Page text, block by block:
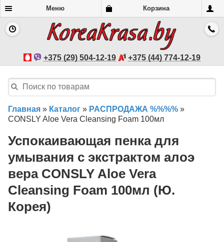
Меню Корзина
+375 (29) 504-12-19 +375 (44) 774-12-19
Главная » Каталог » РАСПРОДАЖА %%%% »
CONSLY Aloe Vera Cleansing Foam 100мл
Успокаивающая пенка для
умывания c экстрактом алоэ
вера CONSLY Aloe Vera
Cleansing Foam 100мл (Ю.
Корея)